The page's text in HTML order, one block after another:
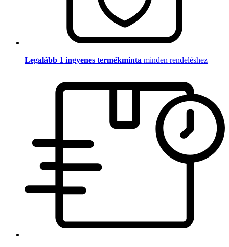
Legalább 1 ingyenes termékminta minden rendeléshez